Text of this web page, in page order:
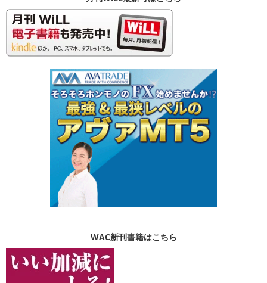
WAC新刊書籍はこちら